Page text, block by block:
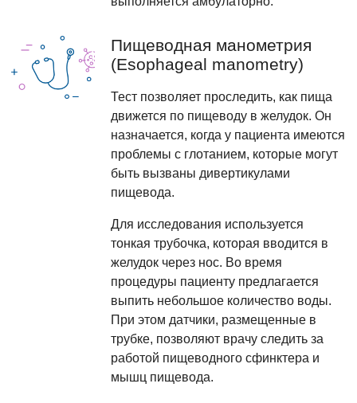
Пищеводная манометрия
(Esophageal manometry)
Тест позволяет проследить, как пища
движется по пищеводу в желудок. Он
назначается, когда у пациента имеются
проблемы с глотанием, которые могут
быть вызваны дивертикулами
пищевода.
Для исследования используется
тонкая трубочка, которая вводится в
желудок через нос. Во время
процедуры пациенту предлагается
выпить небольшое количество воды.
При этом датчики, размещенные в
трубке, позволяют врачу следить за
работой пищеводного сфинктера и
мышц пищевода.